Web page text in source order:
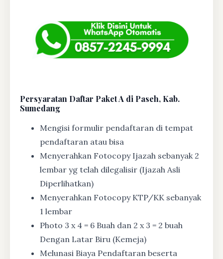
Persyaratan Daftar Paket A di Paseh, Kab.
Sumedang
Mengisi formulir pendaftaran di tempat
pendaftaran atau bisa
Menyerahkan Fotocopy Ijazah sebanyak 2
lembar yg telah dilegalisir (Ijazah Asli
Diperlihatkan)
Menyerahkan Fotocopy KTP/KK sebanyak
1 lembar
Photo 3 x 4 = 6 Buah dan 2 x 3 = 2 buah
Dengan Latar Biru (Kemeja)
Melunasi Biaya Pendaftaran beserta